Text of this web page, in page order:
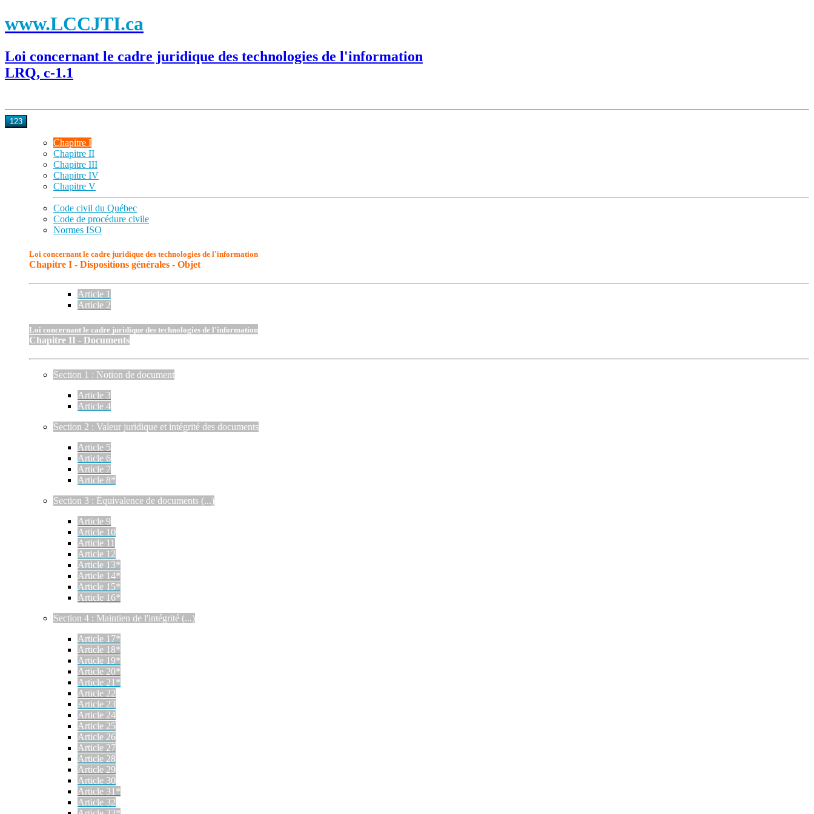
www.LCCJTI.ca
Loi concernant le cadre juridique des technologies de l'information
LRQ, c-1.1
123
Chapitre I
Chapitre II
Chapitre III
Chapitre IV
Chapitre V
Code civil du Québec
Code de procédure civile
Normes ISO
Loi concernant le cadre juridique des technologies de l'information
Chapitre I - Dispositions générales - Objet
Article 1
Article 2
Loi concernant le cadre juridique des technologies de l'information
Chapitre II - Documents
Section 1 : Notion de document
Article 3
Article 4
Section 2 : Valeur juridique et intégrité des documents
Article 5
Article 6
Article 7
Article 8*
Section 3 : Équivalence de documents (...)
Article 9
Article 10
Article 11
Article 12
Article 13*
Article 14*
Article 15*
Article 16*
Section 4 : Maintien de l'intégrité (...)
Article 17*
Article 18*
Article 19*
Article 20*
Article 21*
Article 22
Article 23
Article 24
Article 25
Article 26
Article 27
Article 28
Article 29
Article 30
Article 31*
Article 32